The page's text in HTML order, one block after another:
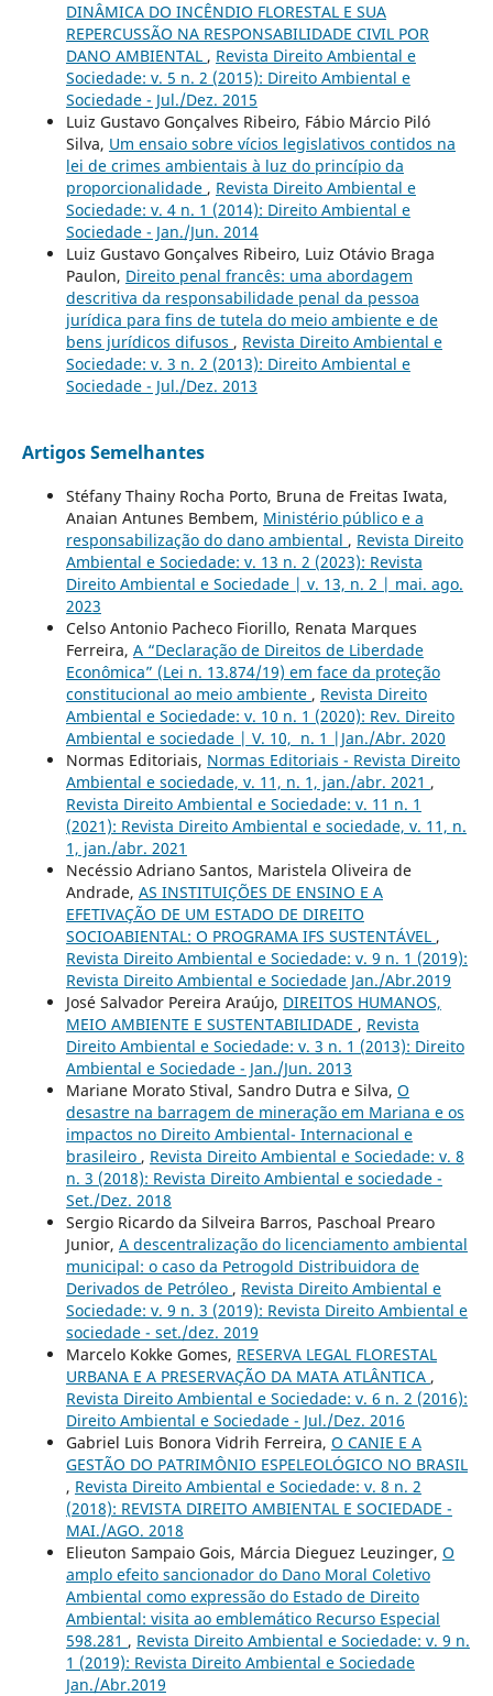
DINÂMICA DO INCÊNDIO FLORESTAL E SUA
REPERCUSSÃO NA RESPONSABILIDADE CIVIL POR
DANO AMBIENTAL , Revista Direito Ambiental e
Sociedade: v. 5 n. 2 (2015): Direito Ambiental e
Sociedade - Jul./Dez. 2015
Luiz Gustavo Gonçalves Ribeiro, Fábio Márcio Piló
Silva, Um ensaio sobre vícios legislativos contidos na
lei de crimes ambientais à luz do princípio da
proporcionalidade , Revista Direito Ambiental e
Sociedade: v. 4 n. 1 (2014): Direito Ambiental e
Sociedade - Jan./Jun. 2014
Luiz Gustavo Gonçalves Ribeiro, Luiz Otávio Braga
Paulon, Direito penal francês: uma abordagem
descritiva da responsabilidade penal da pessoa
jurídica para fins de tutela do meio ambiente e de
bens jurídicos difusos , Revista Direito Ambiental e
Sociedade: v. 3 n. 2 (2013): Direito Ambiental e
Sociedade - Jul./Dez. 2013
Artigos Semelhantes
Stéfany Thainy Rocha Porto, Bruna de Freitas Iwata,
Anaian Antunes Bembem, Ministério público e a
responsabilização do dano ambiental , Revista Direito
Ambiental e Sociedade: v. 13 n. 2 (2023): Revista
Direito Ambiental e Sociedade | v. 13, n. 2 | mai. ago.
2023
Celso Antonio Pacheco Fiorillo, Renata Marques
Ferreira, A “Declaração de Direitos de Liberdade
Econômica” (Lei n. 13.874/19) em face da proteção
constitucional ao meio ambiente , Revista Direito
Ambiental e Sociedade: v. 10 n. 1 (2020): Rev. Direito
Ambiental e sociedade | V. 10, n. 1 |Jan./Abr. 2020
Normas Editoriais, Normas Editoriais - Revista Direito
Ambiental e sociedade, v. 11, n. 1, jan./abr. 2021 ,
Revista Direito Ambiental e Sociedade: v. 11 n. 1
(2021): Revista Direito Ambiental e sociedade, v. 11, n.
1, jan./abr. 2021
Necéssio Adriano Santos, Maristela Oliveira de
Andrade, AS INSTITUIÇÕES DE ENSINO E A
EFETIVAÇÃO DE UM ESTADO DE DIREITO
SOCIOABIENTAL: O PROGRAMA IFS SUSTENTÁVEL ,
Revista Direito Ambiental e Sociedade: v. 9 n. 1 (2019):
Revista Direito Ambiental e Sociedade Jan./Abr.2019
José Salvador Pereira Araújo, DIREITOS HUMANOS,
MEIO AMBIENTE E SUSTENTABILIDADE , Revista
Direito Ambiental e Sociedade: v. 3 n. 1 (2013): Direito
Ambiental e Sociedade - Jan./Jun. 2013
Mariane Morato Stival, Sandro Dutra e Silva, O
desastre na barragem de mineração em Mariana e os
impactos no Direito Ambiental- Internacional e
brasileiro , Revista Direito Ambiental e Sociedade: v. 8
n. 3 (2018): Revista Direito Ambiental e sociedade -
Set./Dez. 2018
Sergio Ricardo da Silveira Barros, Paschoal Prearo
Junior, A descentralização do licenciamento ambiental
municipal: o caso da Petrogold Distribuidora de
Derivados de Petróleo , Revista Direito Ambiental e
Sociedade: v. 9 n. 3 (2019): Revista Direito Ambiental e
sociedade - set./dez. 2019
Marcelo Kokke Gomes, RESERVA LEGAL FLORESTAL
URBANA E A PRESERVAÇÃO DA MATA ATLÂNTICA ,
Revista Direito Ambiental e Sociedade: v. 6 n. 2 (2016):
Direito Ambiental e Sociedade - Jul./Dez. 2016
Gabriel Luis Bonora Vidrih Ferreira, O CANIE E A
GESTÃO DO PATRIMÔNIO ESPELEOLÓGICO NO BRASIL
, Revista Direito Ambiental e Sociedade: v. 8 n. 2
(2018): REVISTA DIREITO AMBIENTAL E SOCIEDADE -
MAI./AGO. 2018
Elieuton Sampaio Gois, Márcia Dieguez Leuzinger, O
amplo efeito sancionador do Dano Moral Coletivo
Ambiental como expressão do Estado de Direito
Ambiental: visita ao emblemático Recurso Especial
598.281 , Revista Direito Ambiental e Sociedade: v. 9 n.
1 (2019): Revista Direito Ambiental e Sociedade
Jan./Abr.2019